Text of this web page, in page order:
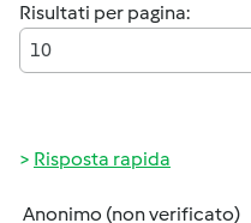
Risultati per pagina:
10
Risposta rapida
Anonimo (non verificato)